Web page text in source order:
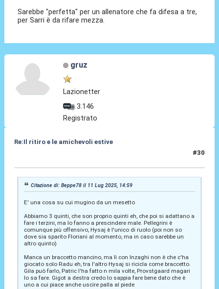
Sarebbe "perfetta" per un allenatore che fa difesa a tre,
per Sarri è da rifare mezza.
gruz
Lazionetter
3.146
Registrato
Re:Il ritiro e le amichevoli estive
#30
Citazione di: Beppe78 il 11 Lug 2025, 14:59
E' una cosa su cui mugino da un mesetto
Abbiamo 3 quinti, che son proprio quinti eh, che poi si adattano a
fare i terzini, ma lo fanno a prescindere male. Pellegrini è
comunque più offensivo, Hysaj è l'unico di ruolo (poi non so
dove sia sparito Floriani al momento, ma in caso sarebbe un
altro quinto)
Manca un braccetto mancino, ma lì con Inzaghi non è che c'ha
giocato solo Radu eh, tra l'altro Hysaj si ricicla come braccetto.
Gila può farlo, Patric l'ha fatto n mila volte, Provstgaard magari
lo sa fare. Gigot a destra credo lo sappia fare bene dato che è
uno a cui piace anche uscire palla al piede